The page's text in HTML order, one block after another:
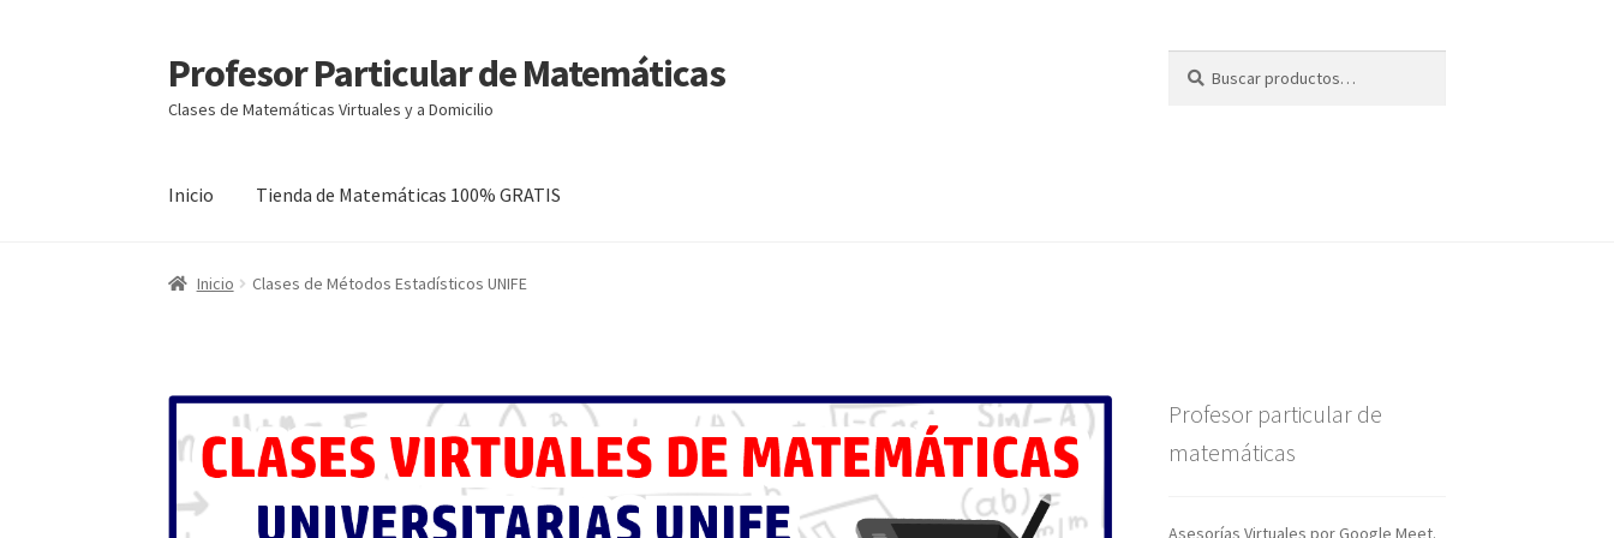
Ir
a
la
Ir
al
contenido
Profesor Particular de Matemáticas
Clases de Matemáticas Virtuales y a Domicilio
por:
Inicio Tienda de Matemáticas 100% GRATIS
Inicio Clases de Métodos Estadísticos UNIFE
Profesor particular de
matemáticas